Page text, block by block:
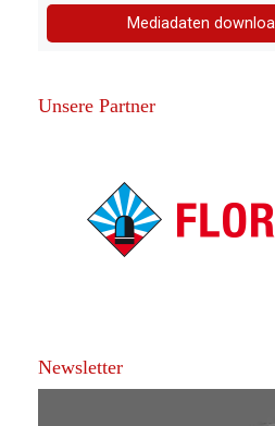
Mediadaten
Unsere Partner
Newsletter